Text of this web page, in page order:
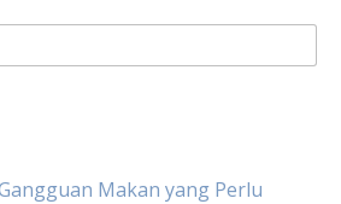
Makan yang Perlu